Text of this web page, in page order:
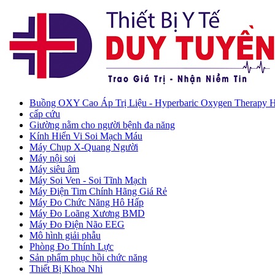
Buồng OXY Cao Áp Trị Liệu - Hyperbaric Oxygen Therapy
cấp cứu
Giường nằm cho người bệnh đa năng
Kính Hiển Vi Soi Mạch Máu
Máy Chụp X-Quang Người
Máy nội soi
Máy siêu âm
Máy Soi Ven - Soi Tĩnh Mạch
Máy Điện Tim Chính Hãng Giá Rẻ
Máy Đo Chức Năng Hô Hấp
Máy Đo Loãng Xương BMD
Máy Đo Điện Não EEG
Mô hình giải phẫu
Phòng Đo Thính Lực
Sản phẩm phục hồi chức năng
Thiết Bị Khoa Nhi